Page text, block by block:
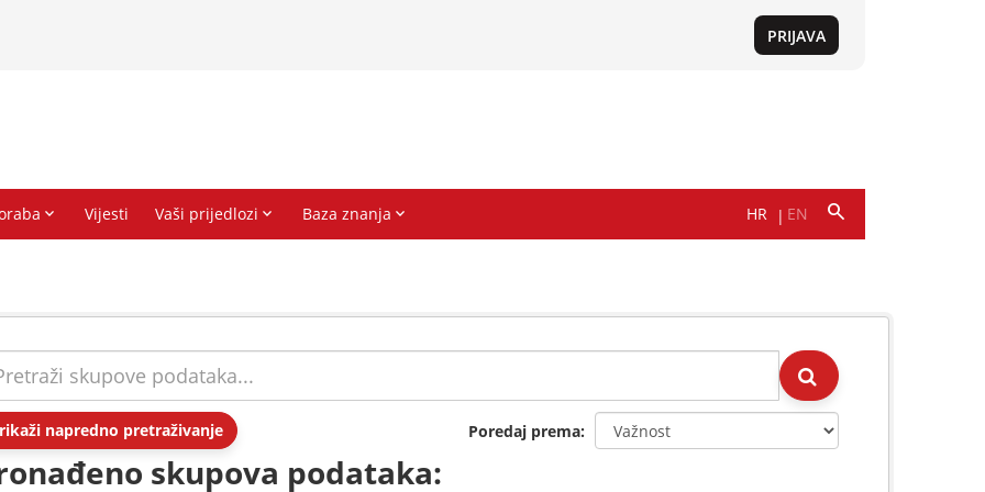
napredno pretraživanje Poredaj prema
skupova podataka: